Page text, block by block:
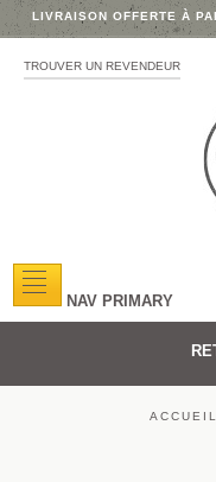
LIVRAISON OFFERTE À
TROUVER UN REVENDEUR
NAV PRIMARY